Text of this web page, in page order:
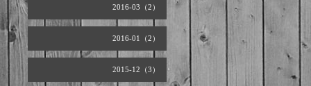
2016-03（2）
2016-01（2）
2015-12（3）